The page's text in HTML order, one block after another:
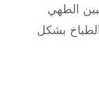
الطهي
بشكل